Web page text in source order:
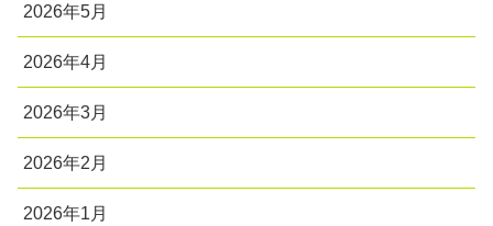
2026年5月
2026年4月
2026年3月
2026年2月
2026年1月